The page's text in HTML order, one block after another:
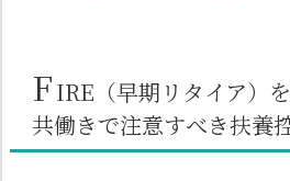
FIRE（早期リタイア）
共働きで注意すべき扶養